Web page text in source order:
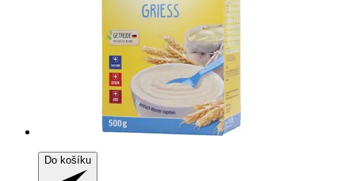
Do košíku